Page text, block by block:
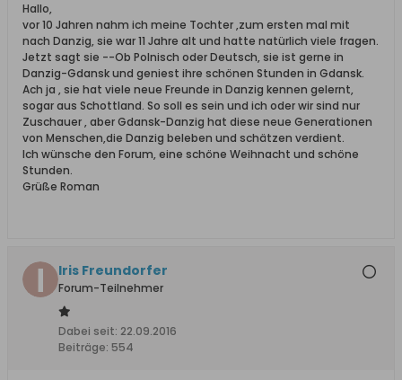
Hallo,
vor 10 Jahren nahm ich meine Tochter ,zum ersten mal mit
nach Danzig, sie war 11 Jahre alt und hatte natürlich viele fragen.
Jetzt sagt sie --Ob Polnisch oder Deutsch, sie ist gerne in
Danzig-Gdansk und geniest ihre schönen Stunden in Gdansk.
Ach ja , sie hat viele neue Freunde in Danzig kennen gelernt,
sogar aus Schottland. So soll es sein und ich oder wir sind nur
Zuschauer , aber Gdansk-Danzig hat diese neue Generationen
von Menschen,die Danzig beleben und schätzen verdient.
Ich wünsche den Forum, eine schöne Weihnacht und schöne
Stunden.
Grüße Roman
Iris Freundorfer
Forum-Teilnehmer
Dabei seit: 22.09.2016
Beiträge: 554